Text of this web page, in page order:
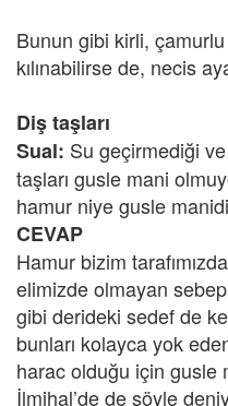
Bunun gibi kirli,
kılınabilirse de, necis
Diş taşları
Sual: Su geçirmediği
taşları gusle mani
hamur niye gusle
CEVAP
Hamur bizim
elimizde olmayan
gibi derideki sedef de
bunları kolayca yok
harac olduğu için gusle
İlmihal’de de şöyle